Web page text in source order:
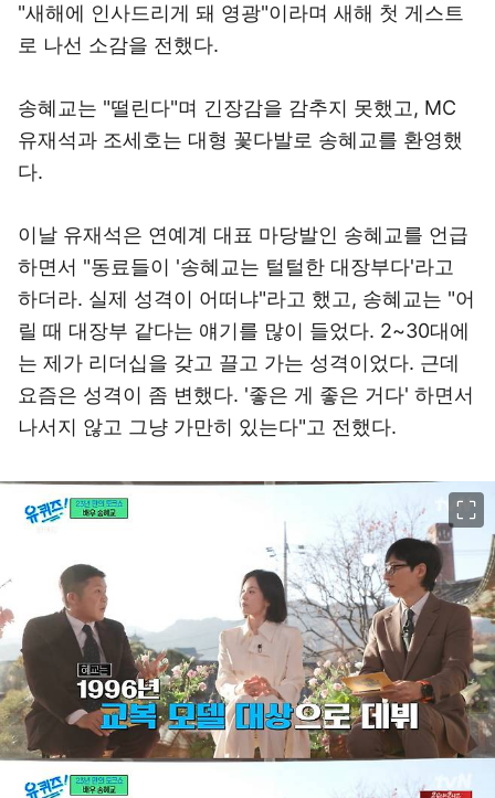
"새해에 인사드리게 돼 영광"이라며 새해 첫 게스트
로 나선 소감을 전했다.
송혜교는 "떨린다"며 긴장감을 감추지 못했고, MC
유재석과 조세호는 대형 꽃다발로 송혜교를 환영했
다.
이날 유재석은 연예계 대표 마당발인 송혜교를 언급
하면서 "동료들이 '송혜교는 털털한 대장부다'라고
하더라. 실제 성격이 어떠냐"라고 했고, 송혜교는 "어
릴 때 대장부 같다는 얘기를 많이 들었다. 2~30대에
는 제가 리더십을 갖고 끌고 가는 성격이었다. 근데
요즘은 성격이 좀 변했다. '좋은 게 좋은 거다' 하면서
나서지 않고 그냥 가만히 있는다"고 전했다.